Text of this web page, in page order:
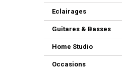
Eclairages
Guitares & Basses
Home Studio
Occasions